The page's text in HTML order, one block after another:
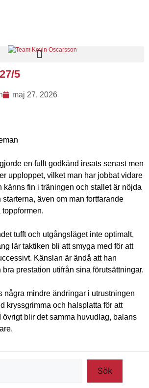
5
maj 27, 2026
en fullt godkänd insats senast men
upploppet, vilket man har jobbat vidare
känns fin i träningen och stallet är nöjda
även om man fortfarande
tufft och utgångsläget inte optimalt,
lär taktiken bli att smyga med för att
Känslan är ändå att han
bra prestation utifrån sina förutsättningar.
några mindre ändringar i utrustningen
kryssgrimma och halsplatta för att
övrigt blir det samma huvudlag, balans
Sök